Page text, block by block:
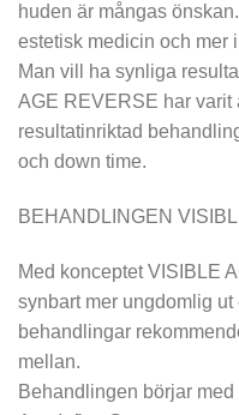
huden är mångas
estetisk medicin och mer
Man vill ha synliga
AGE REVERSE har varit
resultatinriktad
och down time.
BEHANDLINGEN
Med konceptet VISIBLE
synbart mer ungdomlig
behandlingar
mellan.
Behandlingen börjar